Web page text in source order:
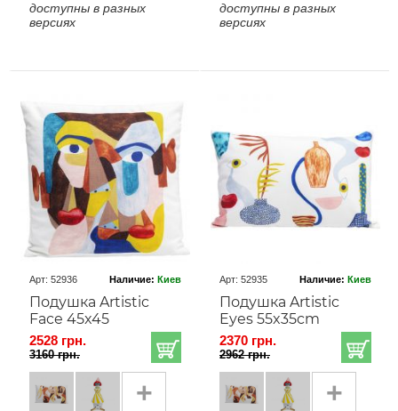
доступны в разных
версиях
доступны в разных
версиях
Арт: 52936 Наличие: Киев
Подушка Artistic
Face 45x45
2528 грн.
3160 грн.
+
Арт: 52935 Наличие: Киев
Подушка Artistic
Eyes 55x35cm
2370 грн.
2962 грн.
+